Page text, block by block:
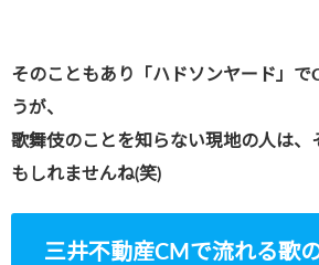
そのこともあり「ハドソンヤード」で
うが、
歌舞伎のことを知らない現地の人は、
もしれませんね(笑)
三井不動産CMで流れる歌